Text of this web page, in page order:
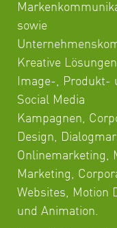
sowie
Kreative
Image-, Produkt-
Social Media
Kampagnen,
Design,
Onlinemarketing,
Marketing,
Websites, Motion
und Animation.